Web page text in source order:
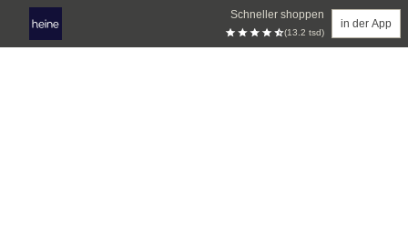
Schneller shoppen
(13.2 tsd)
in der App